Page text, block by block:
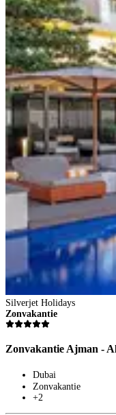
Silverjet Holidays
Zonvakantie
Zonvakantie Ajman -
Dubai
Zonvakantie
+2